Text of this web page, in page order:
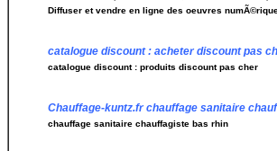
Diffuser et vendre en ligne des oeuvres
catalogue discount : acheter discount pas
catalogue discount : produits discount pas cher
Chauffage-kuntz.fr chauffage sanitaire
chauffage sanitaire chauffagiste bas rhin